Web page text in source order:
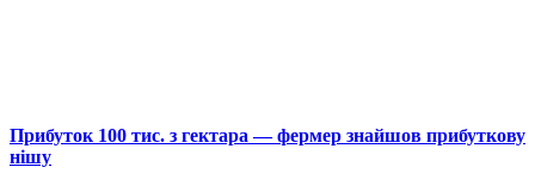
Прибуток 100 тис. з гектара — фермер знайшов прибуткову
нішу